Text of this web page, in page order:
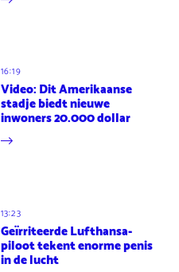
16:19
Video: Dit Amerikaanse
stadje biedt nieuwe
inwoners 20.000 dollar
13:23
Geïrriteerde Lufthansa-
piloot tekent enorme penis
in de lucht